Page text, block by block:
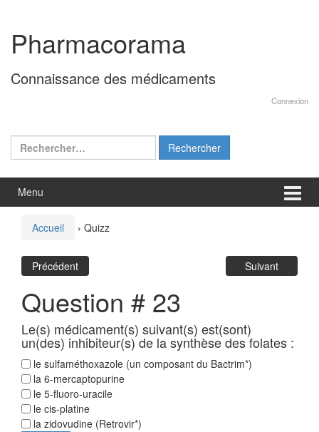
contenu
menu
principal
Pharmacorama
Connaissance des médicaments
Connexion
Rechercher :
Menu
Accueil › Quizz
Précédent Suivant
Question # 23
Le(s) médicament(s) suivant(s) est(sont)
un(des) inhibiteur(s) de la synthèse des folates :
le sulfaméthoxazole (un composant du Bactrim*)
la 6-mercaptopurine
le 5-fluoro-uracile
le cis-platine
la zidovudine (Retrovir*)